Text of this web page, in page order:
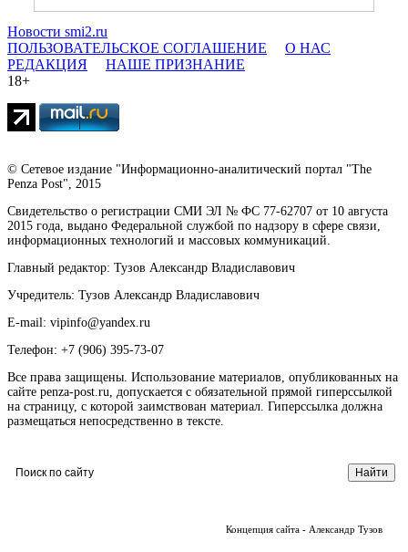
Новости smi2.ru
ПОЛЬЗОВАТЕЛЬСКОЕ СОГЛАШЕНИЕ
О НАС
РЕДАКЦИЯ
НАШЕ ПРИЗНАНИЕ
18+
© Сетевое издание "Информационно-аналитический портал "The
Penza Post", 2015
Свидетельство о регистрации СМИ ЭЛ № ФС 77-62707 от 10 августа
2015 года, выдано Федеральной службой по надзору в сфере связи,
информационных технологий и массовых коммуникаций.
Главный редактор: Тузов Александр Владиславович
Учредитель: Тузов Александр Владиславович
E-mail: vipinfo@yandex.ru
Телефон: +7 (906) 395-73-07
Все права защищены. Использование материалов, опубликованных на
сайте penza-post.ru, допускается с обязательной прямой гиперссылкой
на страницу, с которой заимствован материал. Гиперссылка должна
размещаться непосредственно в тексте.
Концепция сайта - Александр Тузов